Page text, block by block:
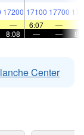
17200 17100 17700
— 6:07 —
8:08 — —
Center